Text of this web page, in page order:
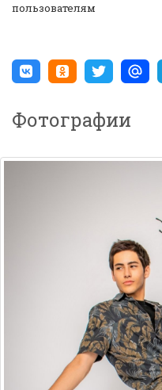
пользователям
Фотографии